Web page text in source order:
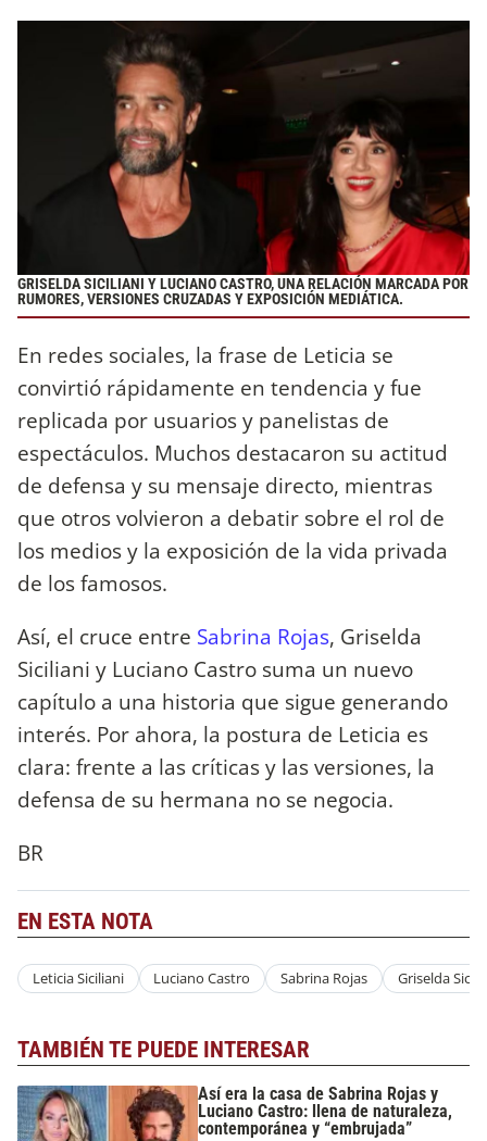
GRISELDA SICILIANI Y LUCIANO CASTRO, UNA RELACIÓN MARCADA POR
RUMORES, VERSIONES CRUZADAS Y EXPOSICIÓN MEDIÁTICA.
En redes sociales, la frase de Leticia se
convirtió rápidamente en tendencia y fue
replicada por usuarios y panelistas de
espectáculos. Muchos destacaron su actitud
de defensa y su mensaje directo, mientras
que otros volvieron a debatir sobre el rol de
los medios y la exposición de la vida privada
de los famosos.
Así, el cruce entre Sabrina Rojas, Griselda
Siciliani y Luciano Castro suma un nuevo
capítulo a una historia que sigue generando
interés. Por ahora, la postura de Leticia es
clara: frente a las críticas y las versiones, la
defensa de su hermana no se negocia.
BR
EN ESTA NOTA
Leticia Siciliani Luciano Castro Sabrina Rojas Griselda
TAMBIÉN TE PUEDE INTERESAR
Así era la casa de Sabrina Rojas y
Luciano Castro: llena de naturaleza,
contemporánea y “embrujada”